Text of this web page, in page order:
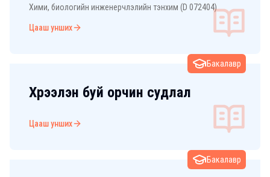
технологи
Хими, биологийн инженерчлэлийн тэнхим (D 072404)
Цааш унших
Бакалавр
Хүрээлэн буй орчин судлал
Цааш унших
Бакалавр